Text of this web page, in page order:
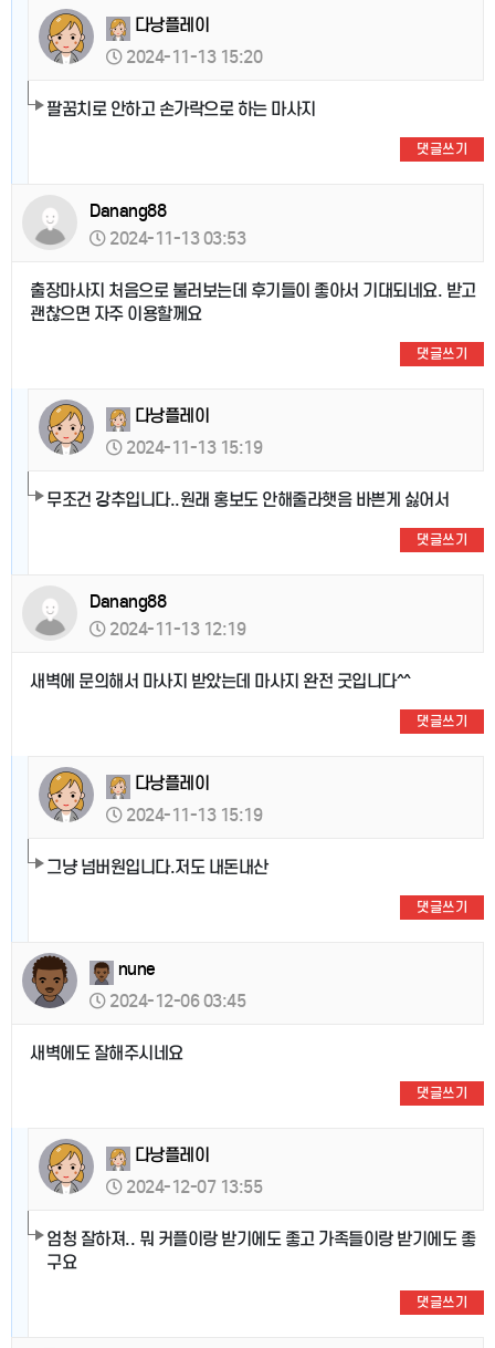
다낭플레이
2024-11-13 15:20
팔꿈치로 안하고 손가락으로 하는 마사지
댓글쓰기
Danang88
2024-11-13 03:53
출장마사지 처음으로 불러보는데 후기들이 좋아서 기대되네요. 받고
괜찮으면 자주 이용할께요
댓글쓰기
다낭플레이
2024-11-13 15:19
무조건 강추입니다..원래 홍보도 안해줄라햇음 바쁜게 싫어서
댓글쓰기
Danang88
2024-11-13 12:19
새벽에 문의해서 마사지 받았는데 마사지 완전 굿입니다^^
댓글쓰기
다낭플레이
2024-11-13 15:19
그냥 넘버원입니다.저도 내돈내산
댓글쓰기
nune
2024-12-06 03:45
새벽에도 잘해주시네요
댓글쓰기
다낭플레이
2024-12-07 13:55
엄청 잘하져.. 뭐 커플이랑 받기에도 좋고 가족들이랑 받기에도 좋
구요
댓글쓰기